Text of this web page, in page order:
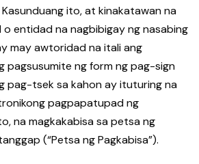
ito, at kinakatawan na
o entidad na nagbibigay ng nasabing
may awtoridad na itali ang
pagsusumite ng form ng pag-sign
pag-tsek sa kahon ay ituturing na
pagpapatupad ng
na magkakabisa sa petsa ng
(“Petsa ng Pagkabisa”).